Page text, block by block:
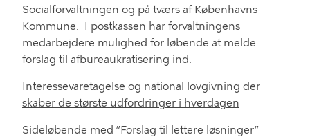
Socialforvaltningen og på tværs af Københavns
Kommune. I postkassen har forvaltningens
medarbejdere mulighed for løbende at melde
forslag til afbureaukratisering ind.
Interessevaretagelse og national lovgivning der
skaber de største udfordringer i hverdagen
Sideløbende med ”Forslag til lettere løsninger”